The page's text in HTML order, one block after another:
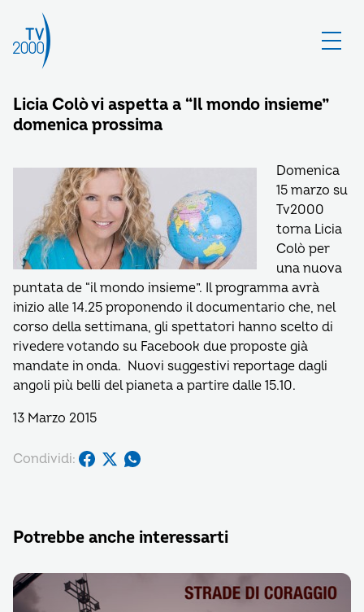
Licia Colò vi aspetta a “Il mondo insieme”
domenica prossima
Domenica
15 marzo su
Tv2000
torna Licia
Colò per
una nuova
puntata de “il mondo insieme”. Il programma avrà
inizio alle 14.25 proponendo il documentario che, nel
corso della settimana, gli spettatori hanno scelto di
rivedere votando su Facebook due proposte già
mandate in onda. Nuovi suggestivi reportage dagli
angoli più belli del pianeta a partire dalle 15.10.
13 Marzo 2015
Condividi:
Potrebbe anche interessarti